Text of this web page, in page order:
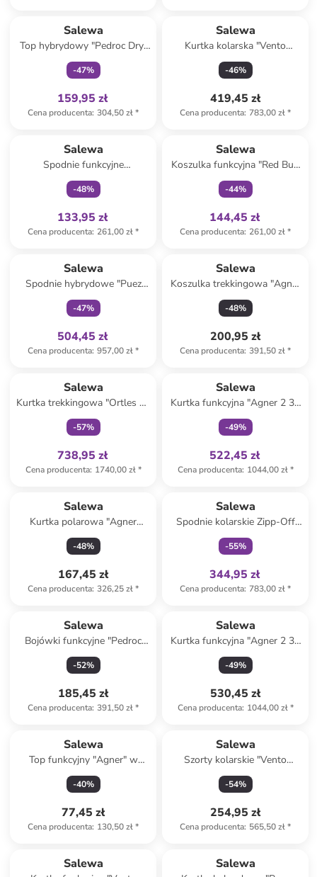
Salewa
Top hybrydowy "Pedroc Dry"
w kolorze czerwonym
-47%
159,95 zł
Cena producenta: 304,50 zł*
Salewa
Kurtka kolarska "Vento
Merino" w kolorze
jasnoróżowo-czarnym
-46%
419,45 zł
Cena producenta: 783,00 zł*
Salewa
Spodnie funkcyjne
"Rosengarten" w kolorze
niebieskim
-48%
133,95 zł
Cena producenta: 261,00 zł*
Salewa
Koszulka funkcyjna "Red Bull
X-Alps" w kolorze czerwonym
-44%
144,45 zł
Cena producenta: 261,00 zł*
Salewa
Spodnie hybrydowe "Puez
Powertex" w kolorze khaki
-47%
504,45 zł
Cena producenta: 957,00 zł*
Salewa
Koszulka trekkingowa "Agner
Merino" w kolorze beżowym
-48%
200,95 zł
Cena producenta: 391,50 zł*
Salewa
Kurtka trekkingowa "Ortles 3L
Powertex" w kolorze żółtym
-57%
738,95 zł
Cena producenta: 1740,00 zł*
Salewa
Kurtka funkcyjna "Agner 2 3L
Powertex" w kolorze żółtym
-49%
522,45 zł
Cena producenta: 1044,00 zł*
Salewa
Kurtka polarowa "Agner
Melange Polarlite" w kolorze
bordowym
-48%
167,45 zł
Cena producenta: 326,25 zł*
Salewa
Spodnie kolarskie Zipp-Off
"Vento Hemp/Durastretch" w
kolorze jasnobrązowym
-55%
344,95 zł
Cena producenta: 783,00 zł*
Salewa
Bojówki funkcyjne "Pedroc
Pro Durastretch" w kolorze
czerwonym
-52%
185,45 zł
Cena producenta: 391,50 zł*
Salewa
Kurtka funkcyjna "Agner 2 3L
Powertex" w kolorze
niebieskim
-49%
530,45 zł
Cena producenta: 1044,00 zł*
Salewa
Top funkcyjny "Agner" w
kolorze szarym
-40%
77,45 zł
Cena producenta: 130,50 zł*
Salewa
Szorty kolarskie "Vento
Hemp/Durastretch" w kolorze
szaro-jasnobrązowym
-54%
254,95 zł
Cena producenta: 565,50 zł*
Salewa Salewa